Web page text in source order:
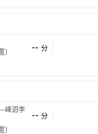
-- 分
嵊泗李
-- 分